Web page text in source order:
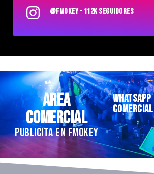
@FMOKEY - 112K SEGUIDORES
AREA
COMERCIAL
PUBLICITA EN FMOKEY
WHATSAPP
COMERCIAL